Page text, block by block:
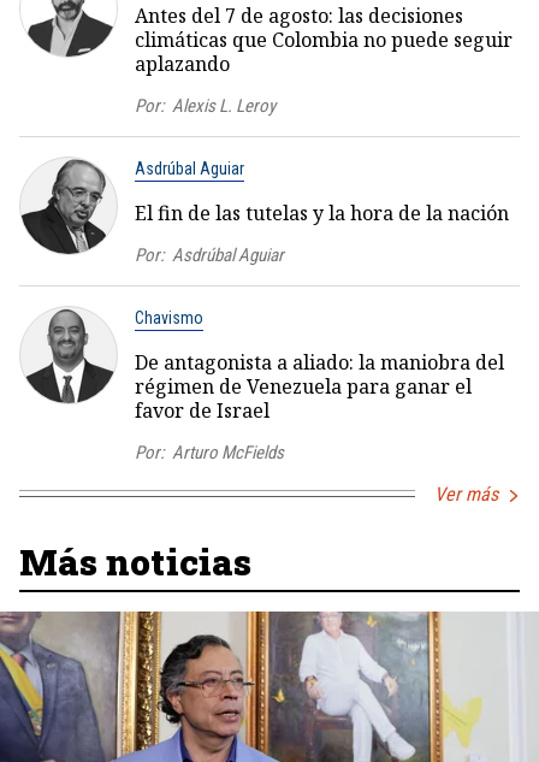
Antes del 7 de agosto: las decisiones
climáticas que Colombia no puede seguir
aplazando
Por: Alexis L. Leroy
Asdrúbal Aguiar
El fin de las tutelas y la hora de la nación
Por: Asdrúbal Aguiar
Chavismo
De antagonista a aliado: la maniobra del
régimen de Venezuela para ganar el
favor de Israel
Por: Arturo McFields
Ver más
Más noticias